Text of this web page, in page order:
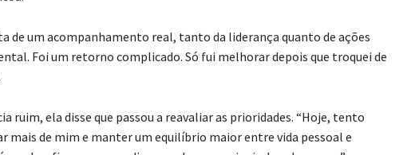
de um acompanhamento real, tanto da liderança quanto de ações
Foi um retorno complicado. Só fui melhorar depois que troquei de
ruim, ela disse que passou a reavaliar as prioridades. “Hoje, tento
mais de mim e manter um equilíbrio maior entre vida pessoal e